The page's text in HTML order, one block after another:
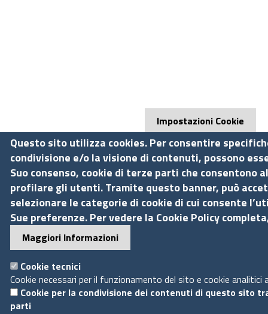
Impostazioni Cookie
Questo sito utilizza cookies. Per consentire
condivisione e/o la visione di contenuti, possono
Suo consenso, cookie di terze parti che consentono
profilare gli utenti. Tramite questo banner, può
selezionare le categorie di cookie di cui consente
Sue preferenze. Per vedere la Cookie Policy
Maggiori Informazioni
Cookie tecnici
Cookie necessari per il funzionamento del sito e cookie analitici
Cookie per la condivisione dei contenuti di questo sito
parti